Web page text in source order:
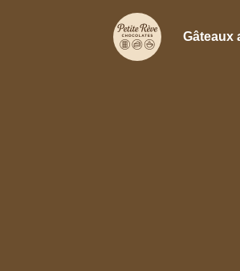
Gâteaux